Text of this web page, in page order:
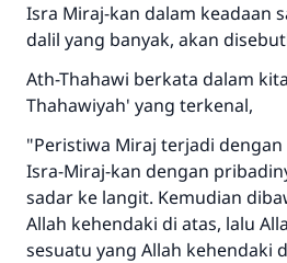
Isra Miraj-kan dalam keadaan
dalil yang banyak, akan
Ath-Thahawi berkata dalam
Thahawiyah' yang terkenal,
"Peristiwa Miraj terjadi
Isra-Miraj-kan dengan
sadar ke langit. Kemudian
Allah kehendaki di atas, lalu
sesuatu yang Allah kehendaki